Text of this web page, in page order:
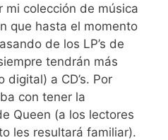
mi colección de música
que hasta el momento
de los LP’s de
tendrán más
a CD’s. Por
con tener la
Queen (a los lectores
les resultará familiar).